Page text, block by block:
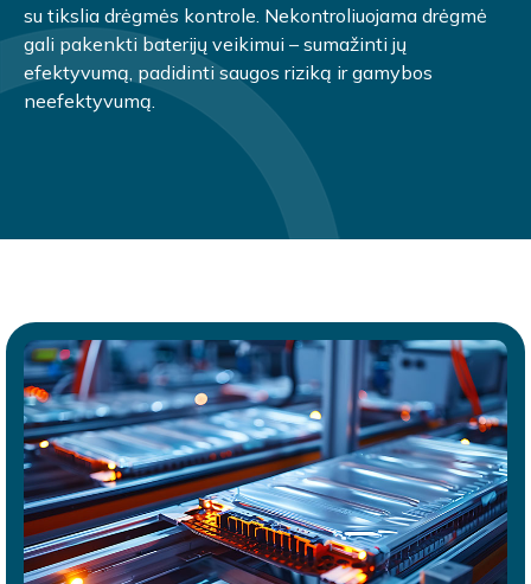
su tikslia drėgmės kontrole. Nekontroliuojama drėgmė
gali pakenkti baterijų veikimui – sumažinti jų
efektyvumą, padidinti saugos riziką ir gamybos
neefektyvumą.